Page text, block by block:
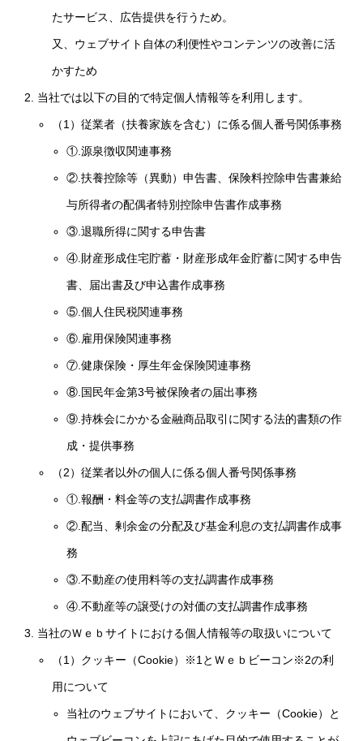
たサービス、広告提供を行うため。
又、ウェブサイト自体の利便性やコンテンツの改善に活
かすため
当社では以下の目的で特定個人情報等を利用します。
（1）従業者（扶養家族を含む）に係る個人番号関係事務
①.源泉徴収関連事務
②.扶養控除等（異動）申告書、保険料控除申告書兼給
与所得者の配偶者特別控除申告書作成事務
③.退職所得に関する申告書
④.財産形成住宅貯蓄・財産形成年金貯蓄に関する申告
書、届出書及び申込書作成事務
⑤.個人住民税関連事務
⑥.雇用保険関連事務
⑦.健康保険・厚生年金保険関連事務
⑧.国民年金第3号被保険者の届出事務
⑨.持株会にかかる金融商品取引に関する法的書類の作
成・提供事務
（2）従業者以外の個人に係る個人番号関係事務
①.報酬・料金等の支払調書作成事務
②.配当、剰余金の分配及び基金利息の支払調書作成事
務
③.不動産の使用料等の支払調書作成事務
④.不動産等の譲受けの対価の支払調書作成事務
当社のＷｅｂサイトにおける個人情報等の取扱いについて
（1）クッキー（Cookie）※1とＷｅｂビーコン※2の利
用について
当社のウェブサイトにおいて、クッキー（Cookie）と